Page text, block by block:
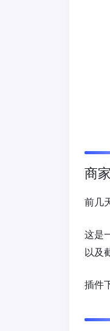
商
前几
这是
以及
插件